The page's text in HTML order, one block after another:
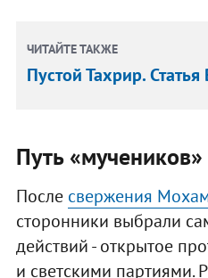
ЧИТАЙТЕ ТАКЖЕ
Пустой Тахрир.
Путь «мучеников»
После свержения
сторонники выбрали
действий - открытое
и светскими партиями.